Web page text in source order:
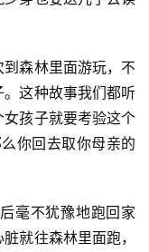
森林里面游玩，不
这种故事我们都听
孩子就要考验这个
你回去取你母亲的
毫不犹豫地跑回家
就往森林里面跑，